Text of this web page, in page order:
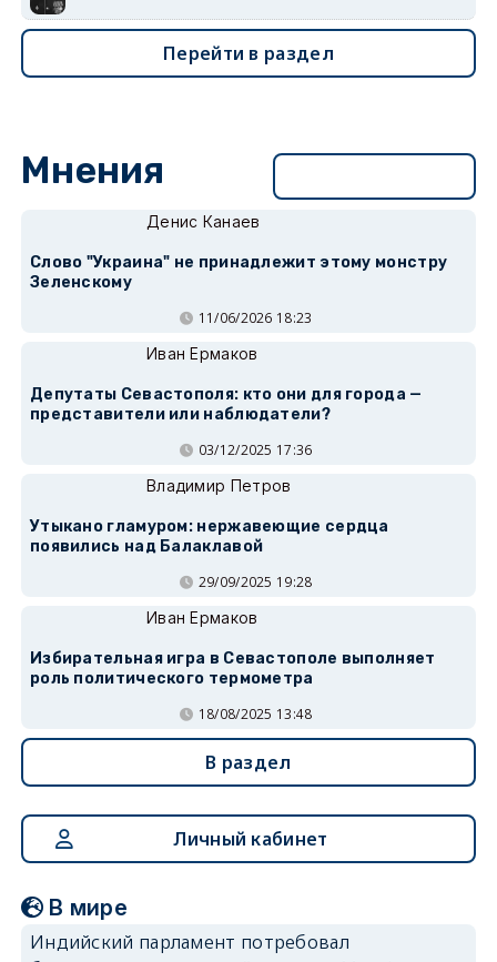
Перейти в раздел
Мнения
Денис Канаев
Слово "Украина" не принадлежит этому монстру
Зеленскому
11/06/2026 18:23
Иван Ермаков
Депутаты Севастополя: кто они для города —
представители или наблюдатели?
03/12/2025 17:36
Владимир Петров
Утыкано гламуром: нержавеющие сердца
появились над Балаклавой
29/09/2025 19:28
Иван Ермаков
Избирательная игра в Севастополе выполняет
роль политического термометра
18/08/2025 13:48
В раздел
Личный кабинет
В мире
Индийский парламент потребовал